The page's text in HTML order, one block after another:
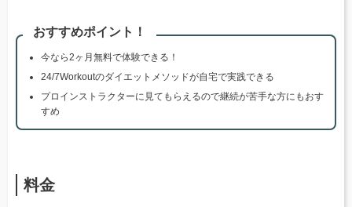
おすすめポイント！
今なら2ヶ月無料で体験できる！
24/7Workoutのダイエットメソッドが自宅で実践できる
プロインストラクターに見てもらえるので継続が苦手な方にもおす
すめ
料金